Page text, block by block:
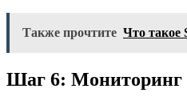
Также прочтите Что такое
Шаг 6: Мониторинг